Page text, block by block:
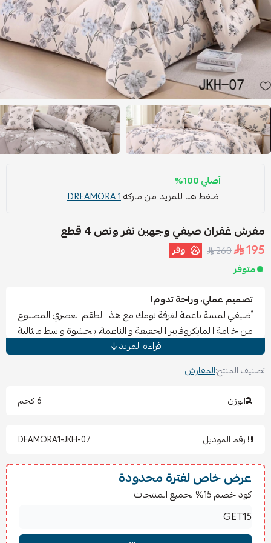
أصلي 100%
اضغط هنا للمزيد من ماركةDREAMORA 1
مفرش غفران صيفي وجهين نفر ونص 4 قطع
195
260 وفر
متوفر
تصميم عملي، وراحة تدوم!
أضيفي لمسة ناعمة لغرفة نومك مع هذا الطقم العصري المصنوع
من خامة المايكروفايبر الخفيفة والناعمة، بحشوة وسط مثالية
لأجواء الصيف والمواسم المعتدلة.
✅تفاصيل المنتج:
الخامة:
المقاسات:
1 × شرشف مغاط: 140 × 200 سم
1 × كيس مخدة: 50 × 70 سم
قراءة المزيد
تصنيف المنتج:المفارش
الوزن
6 كجم
رقم الموديل DEAMORA1-JKH-07
عرض خاص لفترة محدودة
كود خصم 15% لجميع المنتجات